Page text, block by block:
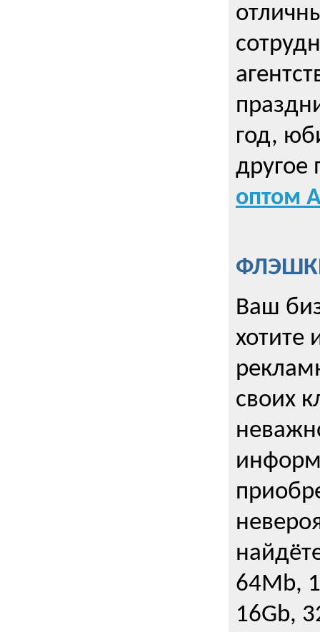
год,
другое
оптом
Ваш
хотите
своих
64Mb,
16Gb,